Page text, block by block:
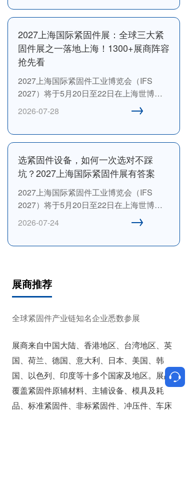
际紧固件工业博览会起源于1989年，由中
国机械通用零部件工业协会紧固件分会主
办的首届“中国国际紧固件工业展”，是中国
机械通用零部件工业协会和中国机械通用
零部件工业协会紧固件分会旗下唯一一个
国际紧固件大展，具有行业引领力和公信
力。
2027上海国际紧固件展：全球三大紧
固件展之一落地上海！1300+展商阵容
抢先看
2027上海国际紧固件工业博览会（IFS
2027）将于5月20日至22日在上海世博展
览馆盛大举行。展会由中国机械通用零部
件工业协会、中国机械通用零部件工业协
汉诺威米兰展览(上海)有限公司联合主办。
作为行业“风向标”，这里不仅是商贸对接的
优质平台，更是技术交流与趋势研判的前
沿阵地。
2026-07-28 →
选紧固件设备，如何一次选对不踩
坑？2027上海国际紧固件展有答案
2027上海国际紧固件工业博览会（IFS
2027）将于5月20日至22日在上海世博展
览馆盛大举行。展会由中国机械通用零部
件工业协会、中国机械通用零部件工业协
优质平台，更是技术交流与趋势研判的前
沿阵地。
2026-07-24 →
展商推荐
全球紧固件产业链知名企业悉数参展
展商来自中国大陆、香港地区、台湾地区、英
国、荷兰、德国、意大利、日本、美国、韩
国、以色列、印度等十多个国家及地区。展品
覆盖紧固件原辅材料、主辅设备、模具及耗
品、标准紧固件、非标紧固件、冲压件、车床